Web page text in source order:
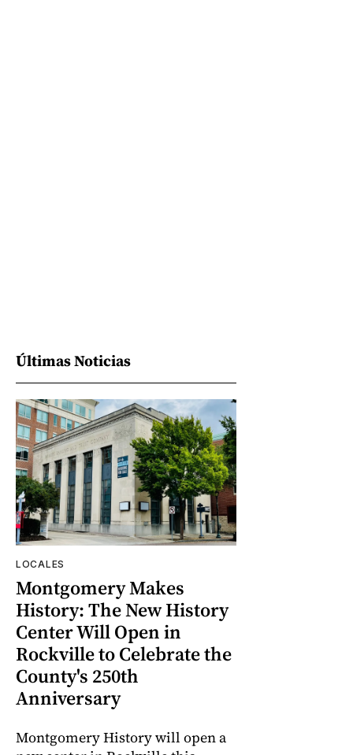
Últimas Noticias
LOCALES
Montgomery Makes
History: The New History
Center Will Open in
Rockville to Celebrate the
County's 250th
Anniversary
Montgomery History will open a